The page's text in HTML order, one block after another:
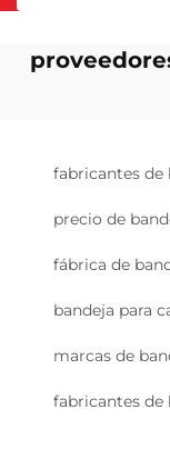
fabricantes de
precio de
fábrica de
bandeja para
marcas de
fabricantes de